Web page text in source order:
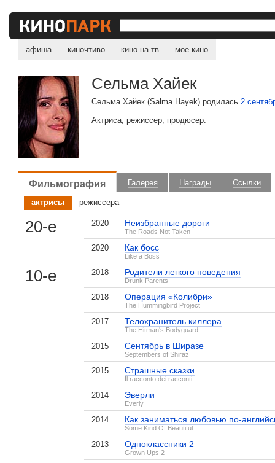
афиша киночтиво кино на тв мое кино
Сельма Хайек
Сельма Хайек (Salma Hayek) родилась2
Актриса, режиссер, продюсер.
Фильмография Галерея Награды Ссылки
актрисы режиссера
20-е 2020 Неизбранные дороги
The Roads Not Taken
2020 Как босс
Like a Boss
10-е 2018 Родители легкого поведения
Drunk Parents
2018 Операция «Колибри»
The Hummingbird Project
2017 Телохранитель киллера
The Hitman's Bodyguard
2015 Сентябрь в Ширазе
Septembers of Shiraz
2015 Страшные сказки
Il racconto dei racconti
2014 Эверли
Everly
2014 Как заниматься любовью по-
Some Kind Of Beautiful
2013 Одноклассники 2
Grown Ups 2